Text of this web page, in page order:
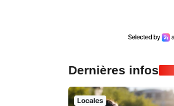
Dernières infos
Locales